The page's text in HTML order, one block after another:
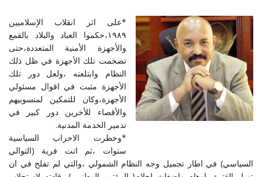
*على اثر انقلاب الإسلاميين
١٩٨٩،حكموا العباد والبلاد بالقمع
والأجهزة الأمنية المتعددة،حتى
تضخمت تلك الأجهزة في ظل ذلك
النظام وابتلعته ،ولعل دور تلك
الأجهزة مثبت في اقوال مسئولي
الأجهزة،وكان للتمكين لمنسوبيهم
والأقصاء للأخرين دور كبير في
تدمير الخدمة المدنية.
*وحظرت الاحزاب السياسية
سنوات ،ثم اتت فرية (التوالي
السياسي) في اطار تجميل وجه النظام الشمولي ،والتي لم تفلح في ان